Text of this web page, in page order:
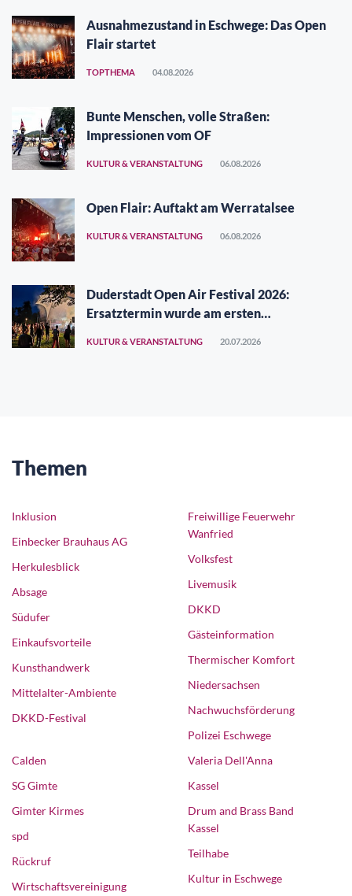
Ausnahmezustand in Eschwege: Das Open
Flair startet
TOPTHEMA 04.08.2026
Bunte Menschen, volle Straßen:
Impressionen vom OF
KULTUR & VERANSTALTUNG 06.08.2026
Open Flair: Auftakt am Werratalsee
KULTUR & VERANSTALTUNG 06.08.2026
Duderstadt Open Air Festival 2026:
Ersatztermin wurde am ersten
KULTUR & VERANSTALTUNG 20.07.2026
Themen
Inklusion
Einbecker Brauhaus AG
Herkulesblick
Absage
Südufer
Einkaufsvorteile
Kunsthandwerk
Mittelalter-Ambiente
DKKD-Festival
Freiwillige Feuerwehr
Wanfried
Volksfest
Livemusik
DKKD
Gästeinformation
Thermischer Komfort
Niedersachsen
Nachwuchsförderung
Polizei Eschwege
Calden
SG Gimte
Gimter Kirmes
spd
Rückruf
Wirtschaftsvereinigung
Valeria Dell'Anna
Kassel
Drum and Brass Band
Kassel
Teilhabe
Kultur in Eschwege